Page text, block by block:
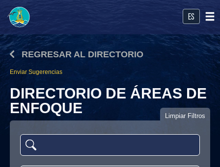
es
REGRESAR AL DIRECTORIO
Enviar Sugerencias
DIRECTORIO DE ÁREAS DE
ENFOQUE
Limpiar Filtros